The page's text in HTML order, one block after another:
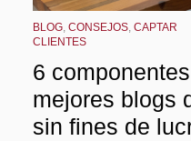
BLOG, CONSEJOS, CAPTAR
CLIENTES
6
mejores blogs
sin fines de